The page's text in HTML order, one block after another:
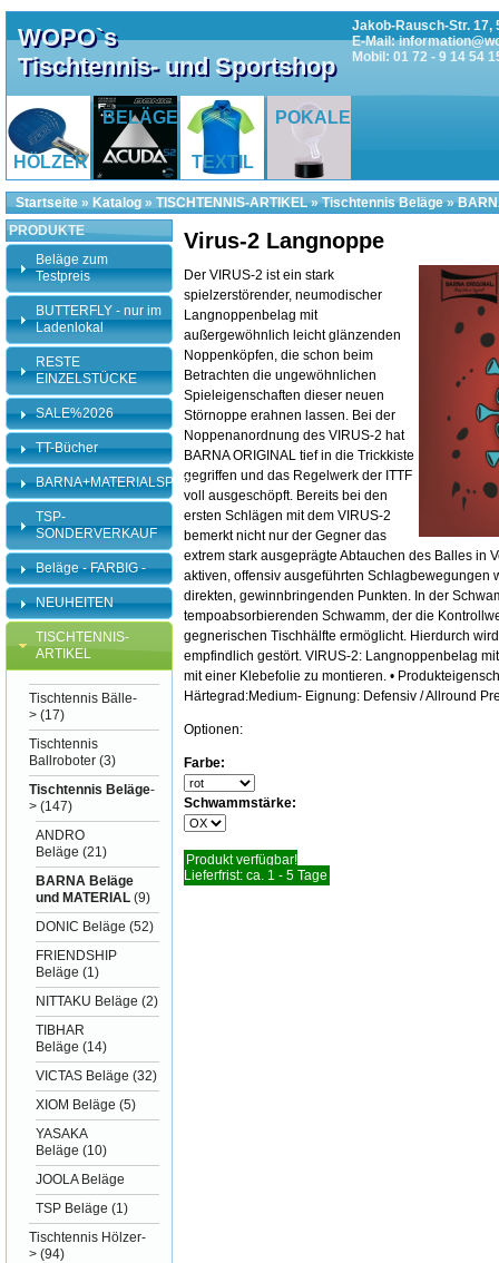
WOPO`s
Tischtennis- und Sportshop
Jakob-Rausch-Str. 17,
E-Mail:
Mobil: 01 72 - 9 14 54
HÖLZER
BELÄGE
TEXTIL
POKALE
Startseite » Katalog » TISCHTENNIS-ARTIKEL»Tischtennis Beläge»
Virus-2 Langnoppe
Der VIRUS-2 ist ein stark
spielzerstörender, neumodischer
Langnoppenbelag mit
außergewöhnlich leicht glänzenden
Noppenköpfen, die schon beim
Betrachten die ungewöhnlichen
Spieleigenschaften dieser neuen
Störnoppe erahnen lassen. Bei der
Noppenanordnung des VIRUS-2 hat
BARNA ORIGINAL tief in die Trickkiste
gegriffen und das Regelwerk der ITTF
voll ausgeschöpft. Bereits bei den
ersten Schlägen mit dem VIRUS-2
bemerkt nicht nur der Gegner das
extrem stark ausgeprägte Abtauchen des Balles in
aktiven, offensiv ausgeführten Schlagbewegungen
direkten, gewinnbringenden Punkten. In der
tempoabsorbierenden Schwamm, der die
gegnerischen Tischhälfte ermöglicht. Hierdurch
empfindlich gestört. VIRUS-2: Langnoppenbelag
mit einer Klebefolie zu montieren. •
Härtegrad:Medium- Eignung: Defensiv / Allround
Optionen:
Farbe:
Schwammstärke:
Produkt verfügbar!
Lieferfrist: ca. 1 - 5 Tage
PRODUKTE
Beläge zum
Testpreis
BUTTERFLY - nur im
Ladenlokal
RESTE
EINZELSTÜCKE
SALE%2026
TT-Bücher
BARNA+MATERIALSPEZI
TSP-
SONDERVERKAUF
Beläge - FARBIG -
NEUHEITEN
TISCHTENNIS-
ARTIKEL
Tischtennis Bälle-
> (17)
Tischtennis
Ballroboter (3)
Tischtennis Beläge-
> (147)
ANDRO
Beläge (21)
BARNA Beläge
und MATERIAL (9)
DONIC Beläge (52)
FRIENDSHIP
Beläge (1)
NITTAKU Beläge (2)
TIBHAR
Beläge (14)
VICTAS Beläge (32)
XIOM Beläge (5)
YASAKA
Beläge (10)
JOOLA Beläge
TSP Beläge (1)
Tischtennis Hölzer-
> (94)